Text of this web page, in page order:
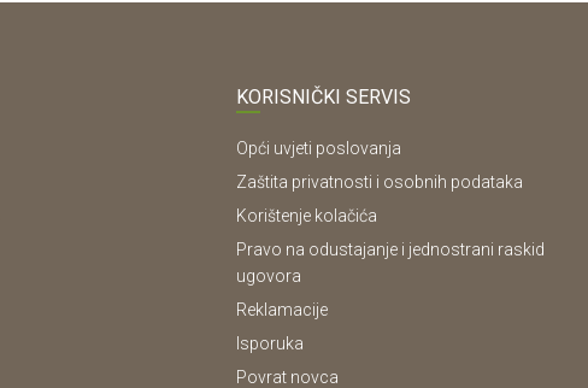
KORISNIČKI SERVIS
Opći uvjeti poslovanja
Zaštita privatnosti i osobnih podataka
Korištenje kolačića
Pravo na odustajanje i jednostrani raskid
ugovora
Reklamacije
Isporuka
Povrat novca